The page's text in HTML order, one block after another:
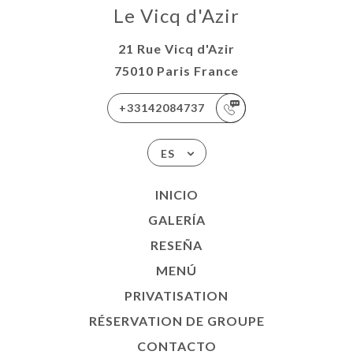
Le Vicq d'Azir
21 Rue Vicq d'Azir
75010 Paris France
+33142084737
ES
INICIO
GALERÍA
RESEÑA
MENÚ
PRIVATISATION
RÉSERVATION DE GROUPE
CONTACTO